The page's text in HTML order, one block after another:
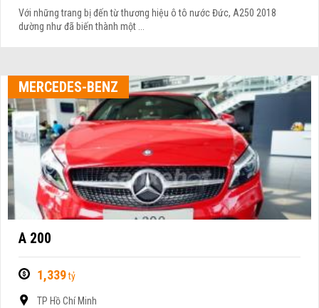
Với những trang bị đến từ thương hiệu ô tô nước Đức, A250 2018
dường như đã biến thành một ...
MERCEDES-BENZ
A 200
1,339tỷ
TP Hồ Chí Minh